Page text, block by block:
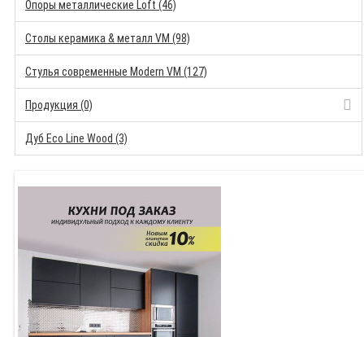
Опоры металлические Loft (46)
Столы керамика & металл VM (98)
Стулья современные Modern VM (127)
Продукция (0)
Дуб Eco Line Wood (3)